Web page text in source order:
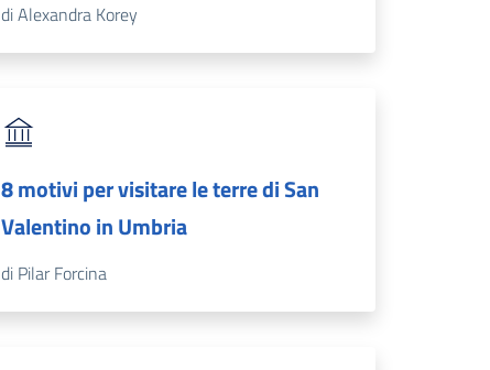
di Alexandra Korey
8 motivi per visitare le terre di San
Valentino in Umbria
di Pilar Forcina